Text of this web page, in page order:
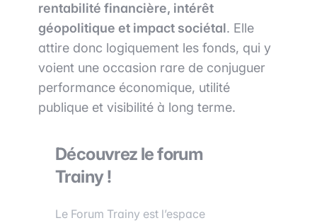
rentabilité financière, intérêt
géopolitique et impact sociétal. Elle
attire donc logiquement les fonds, qui y
voient une occasion rare de conjuguer
performance économique, utilité
publique et visibilité à long terme.
Découvrez le forum
Trainy !
Le Forum Trainy est l’espace